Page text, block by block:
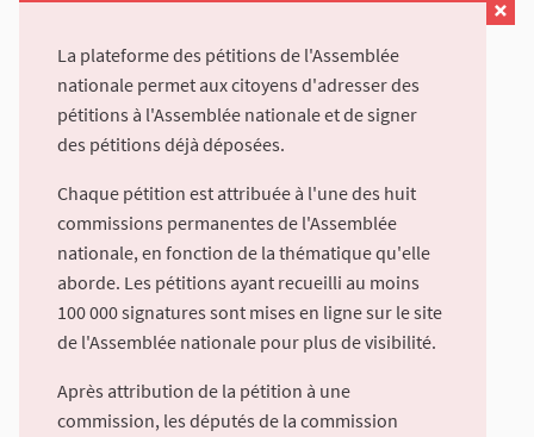
La plateforme des pétitions de l'Assemblée
nationale permet aux citoyens d'adresser des
pétitions à l'Assemblée nationale et de signer
des pétitions déjà déposées.
Chaque pétition est attribuée à l'une des huit
commissions permanentes de l'Assemblée
nationale, en fonction de la thématique qu'elle
aborde. Les pétitions ayant recueilli au moins
100 000 signatures sont mises en ligne sur le site
de l'Assemblée nationale pour plus de visibilité.
Après attribution de la pétition à une
commission, les députés de la commission